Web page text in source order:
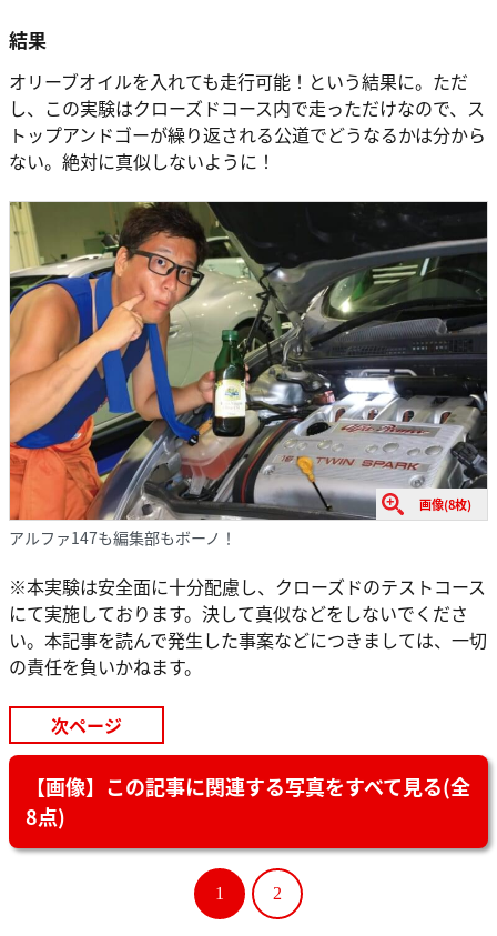
結果
オリーブオイルを入れても走行可能！という結果に。ただ
し、この実験はクローズドコース内で走っただけなので、ス
トップアンドゴーが繰り返される公道でどうなるかは分から
ない。絶対に真似しないように！
画像(8枚)
アルファ147も編集部もボーノ！
※本実験は安全面に十分配慮し、クローズドのテストコース
にて実施しております。決して真似などをしないでくださ
い。本記事を読んで発生した事案などにつきましては、一切
の責任を負いかねます。
次ページ
【画像】この記事に関連する写真をすべて見る(全
8点)
1 2